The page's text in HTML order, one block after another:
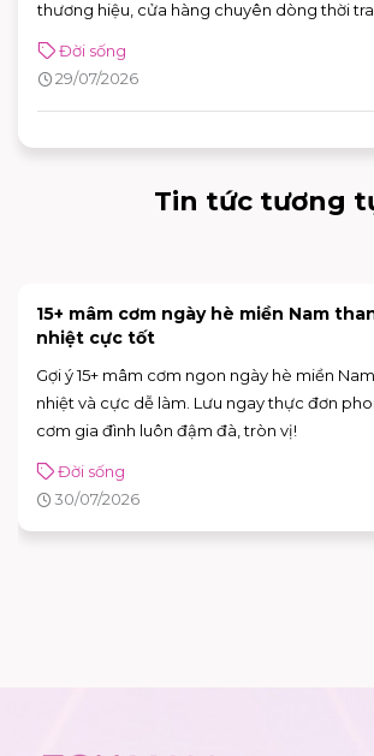
thương hiệu, cửa hàng chuyên dòng thời
hình và vị trí thuận tiện, khách hàng có thể
adidas chi nhánh phù hợp để mua sắm và
Đời sống
29/07/2026
Tin tức tương
15+ mâm cơm ngày hè miền Nam
nhiệt cực tốt
Gợi ý 15+ mâm cơm ngon ngày hè miền
nhiệt và cực dễ làm. Lưu ngay thực đơn
cơm gia đình luôn đậm đà, tròn vị!
Đời sống
30/07/2026